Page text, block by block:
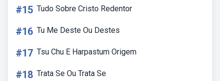
#15 Tudo Sobre Cristo Redentor
#16 Tu Me Deste Ou Destes
#17 Tsu Chu E Harpastum Origem
#18 Trata Se Ou Trata Se